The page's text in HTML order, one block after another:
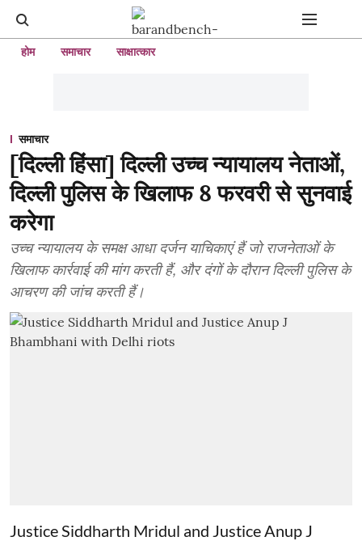
होम समाचार साक्षात्कार
समाचार
[दिल्ली हिंसा] दिल्ली उच्च न्यायालय नेताओं,
दिल्ली पुलिस के खिलाफ 8 फरवरी से सुनवाई
करेगा
उच्च न्यायालय के समक्ष आधा दर्जन याचिकाएं हैं जो राजनेताओं के
खिलाफ कार्रवाई की मांग करती हैं, और दंगों के दौरान दिल्ली पुलिस के
आचरण की जांच करती हैं।
Justice Siddharth Mridul and Justice Anup J